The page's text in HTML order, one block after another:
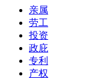
亲属
劳工
投资
政庇
专利
产权